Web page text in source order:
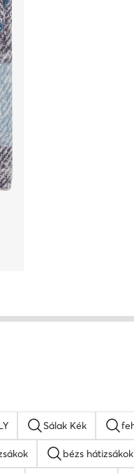
Sálak Kék
bézs hátizsákok